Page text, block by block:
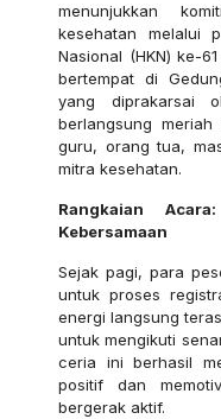
menunjukkan
kesehatan melalui
Nasional (HKN) ke-
bertempat di
yang diprakarsai
berlangsung
guru, orang tua,
mitra kesehatan.
Rangkaian
Kebersamaan
Sejak pagi, para
untuk proses
energi langsung
untuk mengikuti
ceria ini berhasil
positif dan
bergerak aktif.